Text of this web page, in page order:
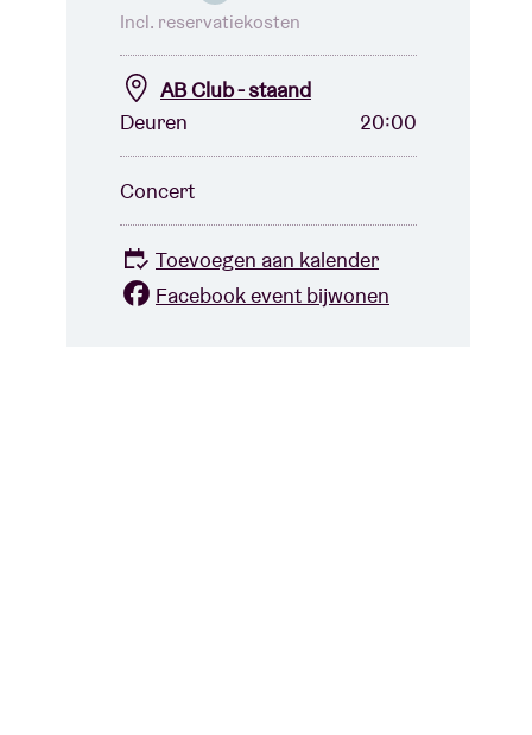
Incl. reservatiekosten
AB Club - staand
Deuren
20:00
Concert
Toevoegen aan kalender
Facebook event bijwonen